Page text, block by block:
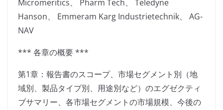
Micromeritics、 Pharm Tech、 Teledyne
Hanson、 Emmeram Karg Industrietechnik、 AG-
NAV
*** 各章の概要 ***
第1章：報告書のスコープ、市場セグメント別（地
域別、製品タイプ別、用途別など）のエグゼクティ
ブサマリー、各市場セグメントの市場規模、今後の